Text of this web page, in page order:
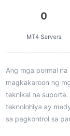
0
MT4 Servers
Ang mga pormal
magkakaroon ng
teknikal na
teknolohiya ay
sa pagkontrol sa